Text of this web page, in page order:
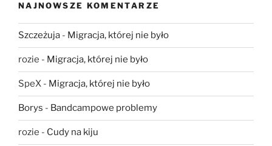
NAJNOWSZE KOMENTARZE
Szczeżuja - Migracja, której nie było
rozie - Migracja, której nie było
SpeX - Migracja, której nie było
Borys - Bandcampowe problemy
rozie - Cudy na kiju